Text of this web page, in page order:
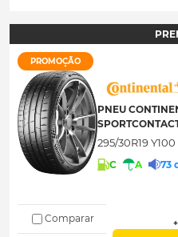
PROMOÇÃO
PNEU
295/30R19 Y100
C A 73
Comparar